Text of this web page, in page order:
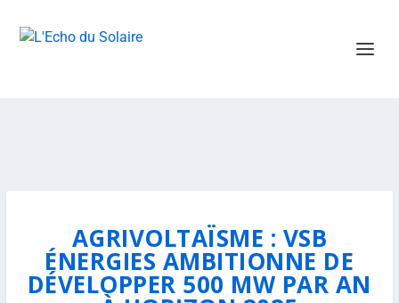
AGRIVOLTAÏSME : VSB
ÉNERGIES AMBITIONNE DE
DÉVELOPPER 500 MW PAR AN